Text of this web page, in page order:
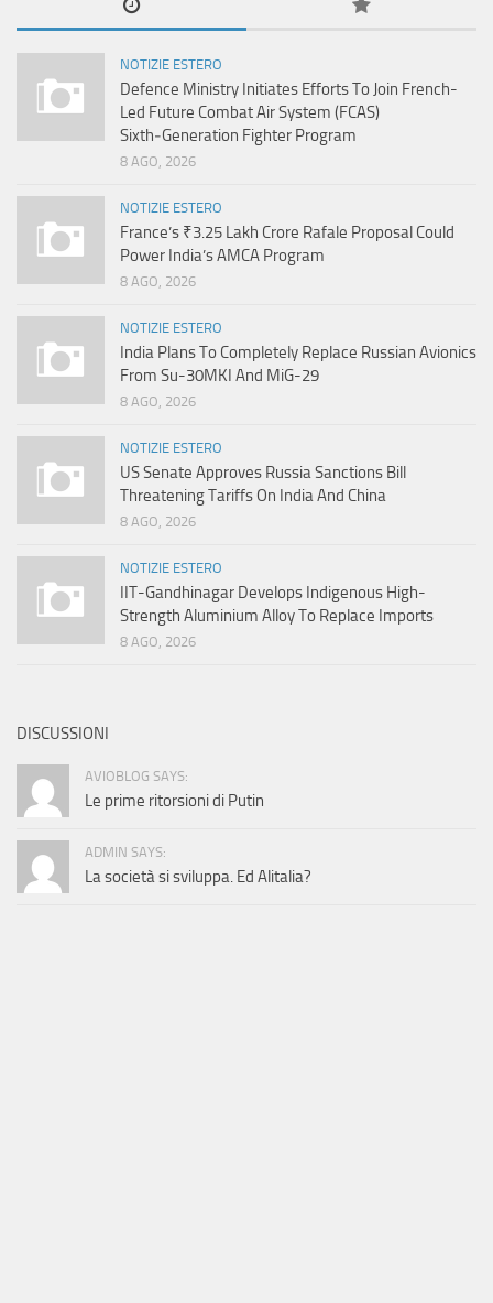
NOTIZIE ESTERO
Defence Ministry Initiates Efforts To Join French-
Led Future Combat Air System (FCAS)
Sixth‑Generation Fighter Program
8 AGO, 2026
NOTIZIE ESTERO
France’s ₹3.25 Lakh Crore Rafale Proposal Could
Power India’s AMCA Program
8 AGO, 2026
NOTIZIE ESTERO
India Plans To Completely Replace Russian Avionics
From Su-30MKI And MiG-29
8 AGO, 2026
NOTIZIE ESTERO
US Senate Approves Russia Sanctions Bill
Threatening Tariffs On India And China
8 AGO, 2026
NOTIZIE ESTERO
IIT-Gandhinagar Develops Indigenous High-
Strength Aluminium Alloy To Replace Imports
8 AGO, 2026
DISCUSSIONI
AVIOBLOG SAYS:
Le prime ritorsioni di Putin
ADMIN SAYS:
La società si sviluppa. Ed Alitalia?